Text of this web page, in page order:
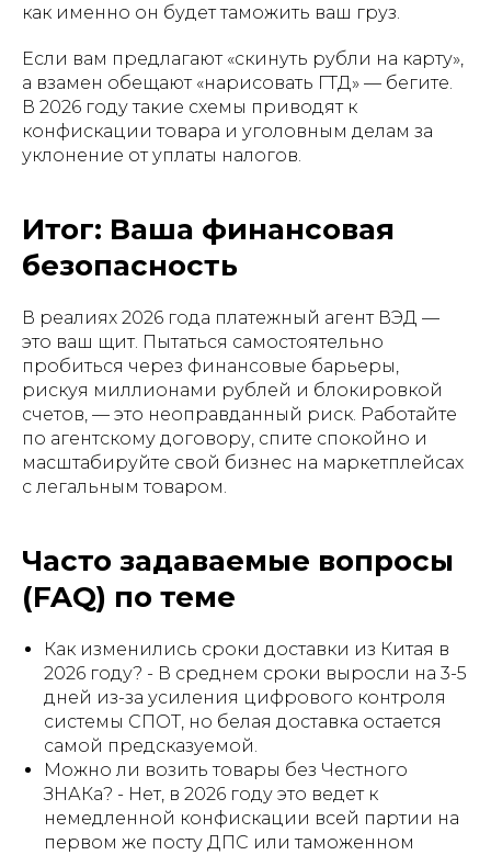
как именно он будет таможить ваш груз.
Если вам предлагают «скинуть рубли на карту»,
а взамен обещают «нарисовать ГТД» — бегите.
В 2026 году такие схемы приводят к
конфискации товара и уголовным делам за
уклонение от уплаты налогов.
Итог: Ваша финансовая
безопасность
В реалиях 2026 года платежный агент ВЭД —
это ваш щит. Пытаться самостоятельно
пробиться через финансовые барьеры,
рискуя миллионами рублей и блокировкой
счетов, — это неоправданный риск. Работайте
по агентскому договору, спите спокойно и
масштабируйте свой бизнес на маркетплейсах
с легальным товаром.
Часто задаваемые вопросы
(FAQ) по теме
Как изменились сроки доставки из Китая в
2026 году? - В среднем сроки выросли на 3-5
дней из-за усиления цифрового контроля
системы СПОТ, но белая доставка остается
самой предсказуемой.
Можно ли возить товары без Честного
ЗНАКа? - Нет, в 2026 году это ведет к
немедленной конфискации всей партии на
первом же посту ДПС или таможенном